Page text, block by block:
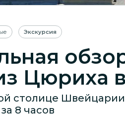
Экскурсия
Цюриха
столице
8 часов